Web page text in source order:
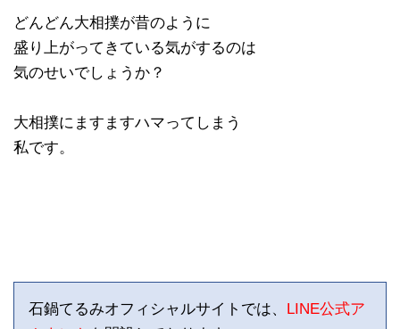
どんどん大相撲が昔のように
盛り上がってきている気がするのは
気のせいでしょうか？
大相撲にますますハマってしまう
私です。
石鍋てるみオフィシャルサイトでは、 LINE公式ア